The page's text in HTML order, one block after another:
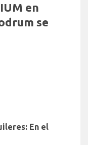
en
se
En el